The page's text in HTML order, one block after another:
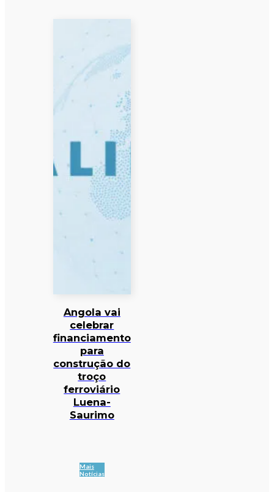
Angola vai
celebrar
financiamento
para
construção do
troço
ferroviário
Luena-
Saurimo
Mais
Notícias